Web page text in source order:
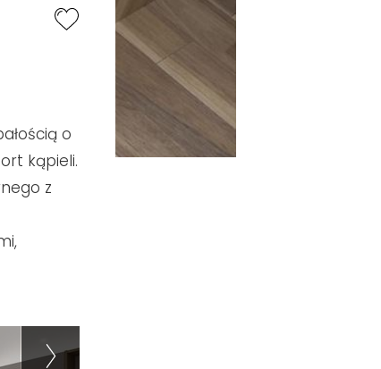
o
kąpieli.
z